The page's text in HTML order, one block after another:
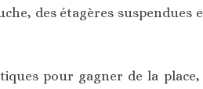
des étagères
pour gagner de la